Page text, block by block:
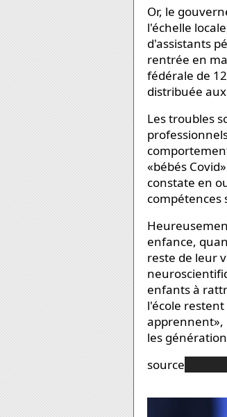
Or, le
l'échelle
d'assistants
rentrée en
fédérale de
distribuée
Les troubles
«bébés
constate en
compétences
enfance,
reste de leur
enfants à
l'école
apprennent»,
les
source